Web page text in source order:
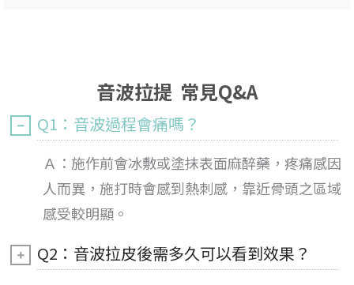
音波拉提 常見Q&A
Q1：音波過程會痛嗎？
Ａ：施作前會冰敷或塗抹表面麻醉藥，疼痛感因
人而異，施打時會感到熱刺感，靠近骨頭之區域
感受較明顯。
Q2：音波拉皮後需多久可以看到效果？